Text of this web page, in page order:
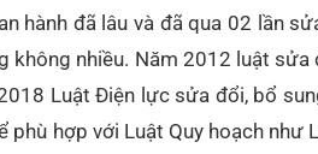
hành đã lâu và đã qua 02 lần
không nhiều. Năm 2012 luật
Luật Điện lực sửa đổi, bổ
phù hợp với Luật Quy hoạch